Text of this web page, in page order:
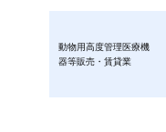
動物用高度管理医療機
器等販売・賃貸業